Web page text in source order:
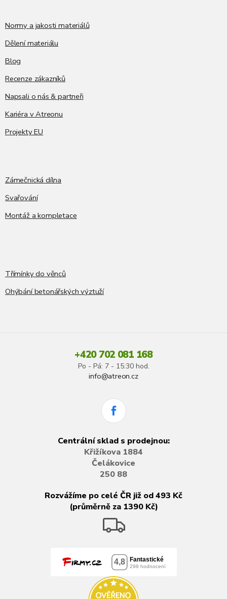
Normy a jakosti materiálů
Dělení materiálu
Blog
Recenze zákazníků
Napsali o nás & partneři
Kariéra v Atreonu
Projekty EU
Zámečnická dílna
Svařování
Montáž a kompletace
Třímínky do věnců
Ohýbání betonářských výztuží
+420 702 081 168
Po - Pá: 7 - 15:30 hod.
info@atreon.cz
Centrální sklad s prodejnou:
Křižíkova 1884
Čelákovice
250 88
Rozvážíme po celé ČR již od 493 Kč
(průměrně za 1390 Kč)